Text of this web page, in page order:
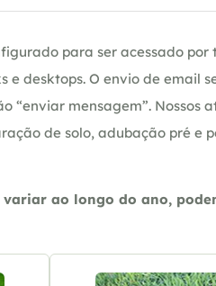
para ser acessado
e desktops. O envio de
“enviar mensagem”.
de solo, adubação pré
ao longo do ano,